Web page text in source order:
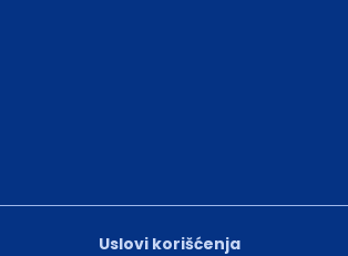
Uslovi korišćenja